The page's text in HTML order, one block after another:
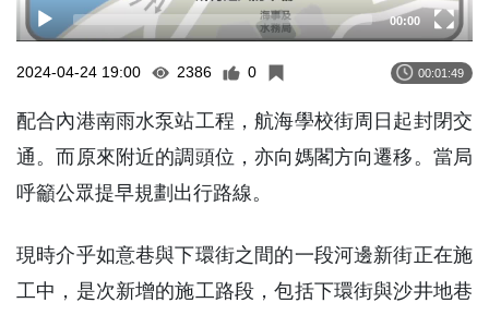
00:00
2024-04-24 19:00 2386 0 00:01:49
配合內港南雨水泵站工程，航海學校街周日起封閉交
通。而原來附近的調頭位，亦向媽閣方向遷移。當局
呼籲公眾提早規劃出行路線。
現時介乎如意巷與下環街之間的一段河邊新街正在施
工中，是次新增的施工路段，包括下環街與沙井地巷